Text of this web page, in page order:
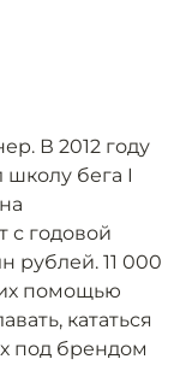
В 2012 году
бега I
с годовой
11 000
помощью
кататься
под брендом